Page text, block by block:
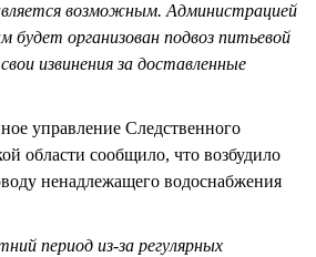
возможным. Администрацией
будет организован подвоз питьевой
извинения за доставленные
управление Следственного
области сообщило, что возбудило
ненадлежащего водоснабжения
период из-за регулярных